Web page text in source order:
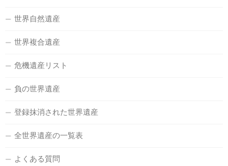
世界自然遺産
世界複合遺産
危機遺産リスト
負の世界遺産
登録抹消された世界遺産
全世界遺産の一覧表
よくある質問